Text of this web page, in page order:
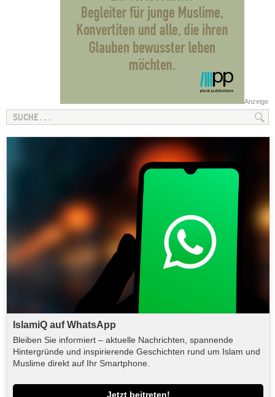
Anzeige
IslamiQ auf WhatsApp
Bleiben Sie informiert – aktuelle Nachrichten, spannende
Hintergründe und inspirierende Geschichten rund um Islam und
Muslime direkt auf Ihr Smartphone.
Jetzt beitreten!